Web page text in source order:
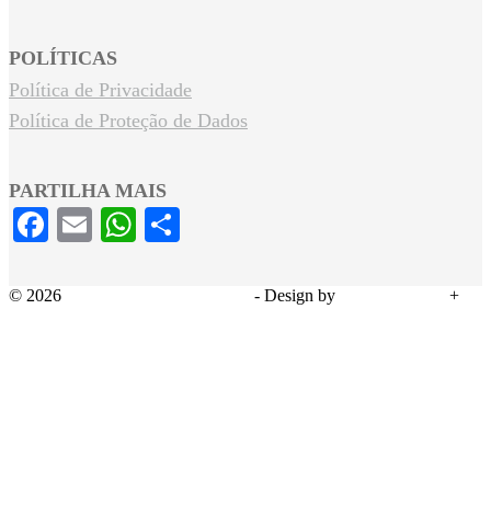
POLÍTICAS
Política de Privacidade
Política de Proteção de Dados
PARTILHA MAIS
Facebook
EmailWhatsApp
© 2026 - Design by
+